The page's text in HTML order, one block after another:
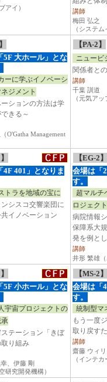
アイ）
講師
梅田 弘之
（システ
5F 大ホール」とな
ーに学ぶイノベーシ
ジメント
ーションの方法は学
きる～
O'Gatha Management
【PA-2】
ニュービ
関係者と
講師
千葉 訓道
（元気ア
4F 401」となりま
トラを地域の宝に
シスコ交響楽団に
イノベーション
【EG-2】
会場は「
す。
超マルチ
ロジェク
病院情報
保障系大
発を例と
講師
井形 繁雄
5F 小ホール」とな
宇宙プロジェクトの
ステーション「きぼ
取り組み
、伊藤 剛
研究開発機構）
【MS-2】
会場は「
す。
統制型マ
もう一度
取り戻す
講師
齋藤 ウィ
（インテカ